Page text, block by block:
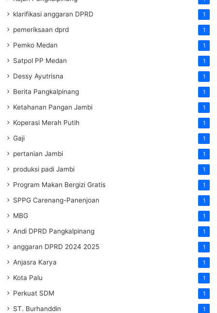
klarifikasi anggaran DPRD 1
pemeriksaan dprd 1
Pemko Medan 1
Satpol PP Medan 1
Dessy Ayutrisna 1
Berita Pangkalpinang 1
Ketahanan Pangan Jambi 1
Koperasi Merah Putih 1
Gaji 1
pertanian Jambi 1
produksi padi Jambi 1
Program Makan Bergizi Gratis 1
SPPG Carenang-Panenjoan 1
MBG 1
Andi DPRD Pangkalpinang 1
anggaran DPRD 2024 2025 1
Anjasra Karya 1
Kota Palu 1
Perkuat SDM 1
ST. Burhanddin 1